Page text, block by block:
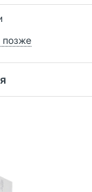
позже